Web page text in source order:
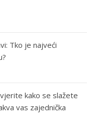
Tko je najveći
kako se slažete
vas zajednička